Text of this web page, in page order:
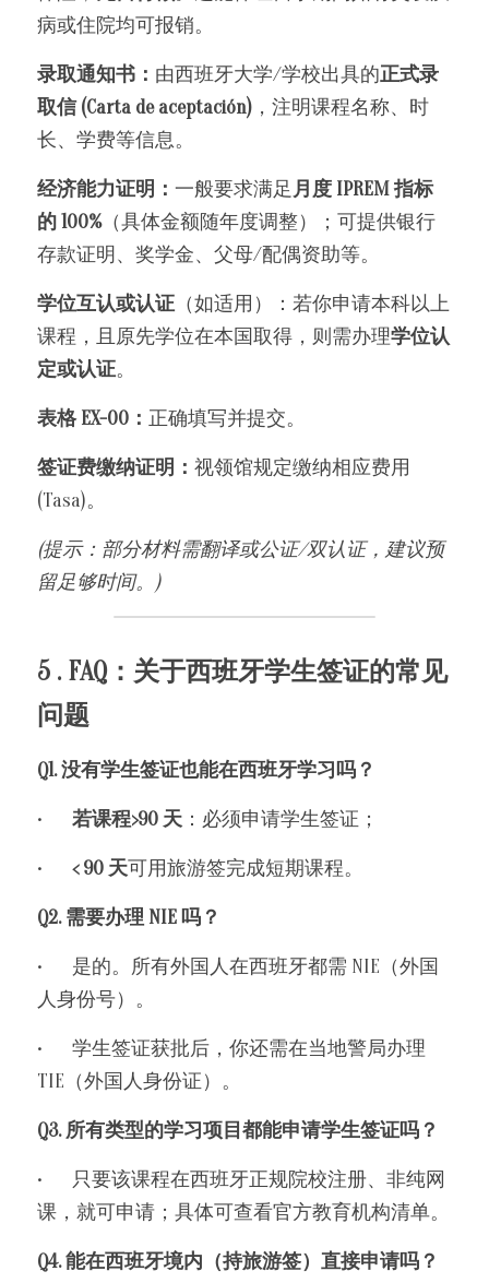
病或住院均可报销。
录取通知书： 由西班牙大学/学校出具的正式录
取信 (Carta de aceptación) ，注明课程名称、时
长、学费等信息。
经济能力证明： 一般要求满足 月度 IPREM 指标
的 100%（具体金额随年度调整）；可提供银行
存款证明、奖学金、父母/配偶资助等。
学位互认或认证 （如适用）：若你申请本科以上
课程，且原先学位在本国取得，则需办理学位认
定或认证。
表格 EX-00： 正确填写并提交。
签证费缴纳证明： 视领馆规定缴纳相应费用
(Tasa)。
(提示：部分材料需翻译或公证/双认证，建议预
留足够时间。)
5 . FAQ：关于西班牙学生签证的常见
问题
Q1. 没有学生签证也能在西班牙学习吗？
若课程>90 天 ：必须申请学生签证；
< 90 天可用旅游签完成短期课程。
Q2. 需要办理 NIE 吗？
•	是的。所有外国人在西班牙都需 NIE（外国
人身份号）。
•	学生签证获批后，你还需在当地警局办理
TIE（外国人身份证）。
Q3. 所有类型的学习项目都能申请学生签证吗？
•	只要该课程在西班牙正规院校注册、非纯网
课，就可申请；具体可查看官方教育机构清单。
Q4. 能在西班牙境内（持旅游签）直接申请吗？